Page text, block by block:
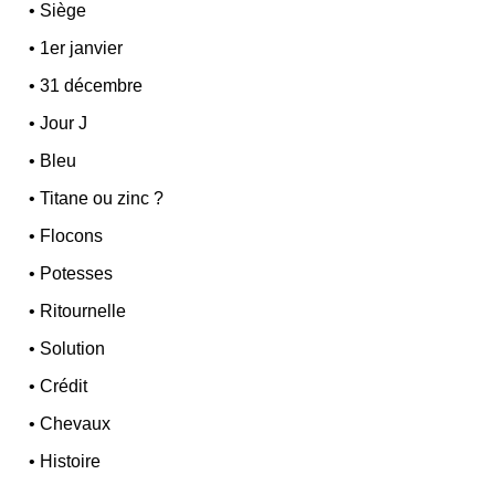
• Siège
• 1er janvier
•31 décembre
•Jour J
• Bleu
•Titane ou zinc ?
• Flocons
• Potesses
• Ritournelle
• Solution
•Crédit
•Chevaux
• Histoire